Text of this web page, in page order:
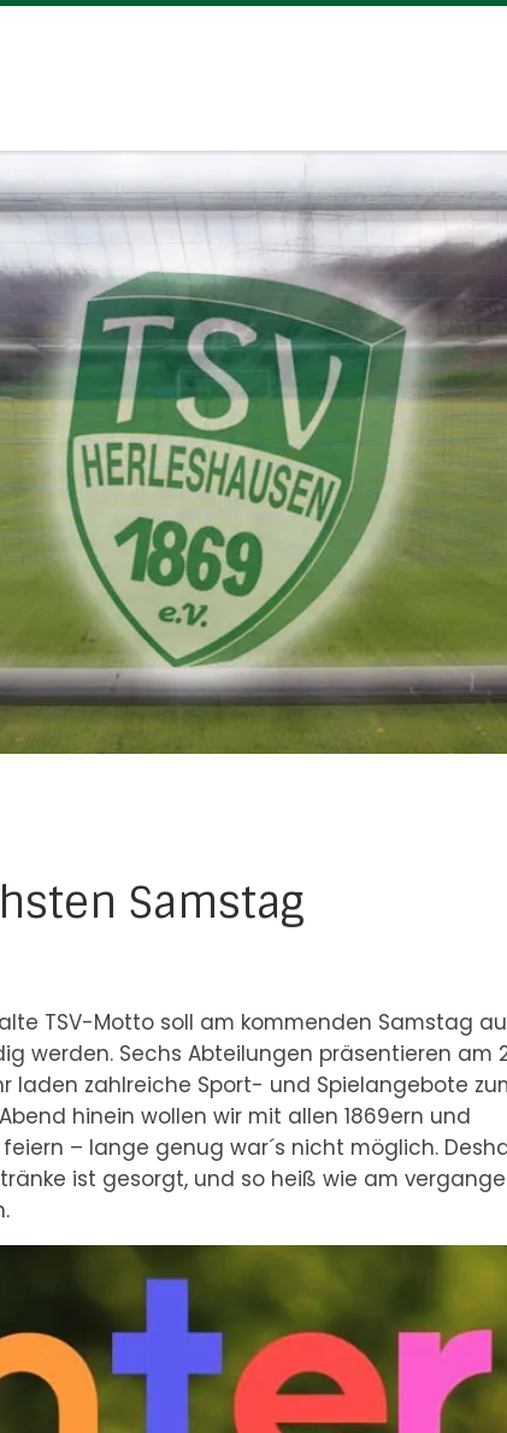
Samstag
TSV-Motto soll am kommenden Samstag
werden. Sechs Abteilungen präsentieren am
laden zahlreiche Sport- und Spielangebote
hinein wollen wir mit allen 1869ern und
– lange genug war´s nicht möglich.
ist gesorgt, und so heiß wie am